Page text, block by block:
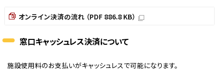
オンライン決済の流れ （PDF 886.8 KB）
窓口キャッシュレス決済について
施設使用料のお支払いがキャッシュレスで可能になります。